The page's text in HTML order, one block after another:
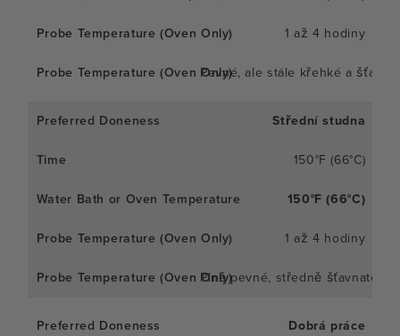
1 až 4 hodiny
Pevné, ale stále křehké a
Střední studna
150°F (66°C)
150°F (66°C)
1 až 4 hodiny
Plně pevné, středně šťavnaté
Dobrá práce